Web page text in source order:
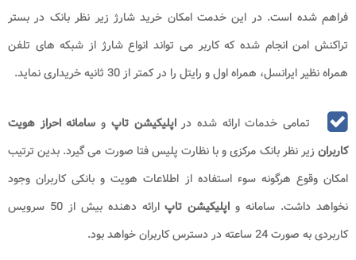
فراهم شده است. در این خدمت امکان خرید شارژ زیر نظر بانک در بستر
تراکنش امن انجام شده که کاربر می تواند انواع شارژ از شبکه های تلفن
همراه نظیر ایرانسل، همراه اول و رایتل را در کمتر از 30 ثانیه خریداری نماید.
تمامی خدمات ارائه شده دراپلیکیشن تاپ و سامانه احراز هویت
کاربران زیر نظر بانک مرکزی و با نظارت پلیس فتا صورت می گیرد. بدین ترتیب
امکان وقوع هرگونه سوء استفاده از اطلاعات هویت و بانکی کاربران وجود
نخواهد داشت. سامانه و اپلیکیشن تاپ
ارائه دهنده بیش از 50 سرویس
کاربردی به صورت 24 ساعته در دسترس کاربران خواهد بود.